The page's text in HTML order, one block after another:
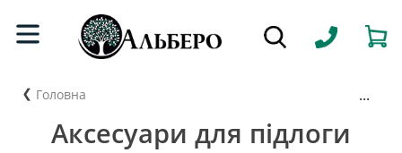
Головна ...
Аксесуари для підлоги